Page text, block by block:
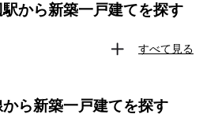
から新築一戸建てを探す
すべて見る
ら新築一戸建てを探す